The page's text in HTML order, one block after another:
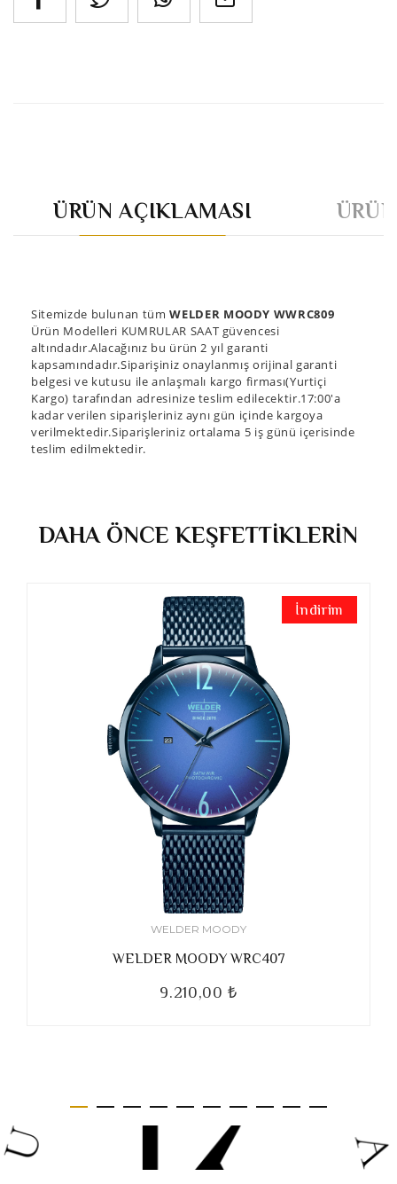
ÜRÜN AÇIKLAMASI
Sitemizde bulunan tümWELDER MOODY WWRC809
Ürün Modelleri KUMRULAR SAAT güvencesi
altındadır.Alacağınız bu ürün 2 yıl garanti
kapsamındadır.Siparişiniz onaylanmış orijinal garanti
belgesi ve kutusu ile anlaşmalı kargo firması(Yurtiçi
Kargo) tarafından adresinize teslim edilecektir.17:00'a
kadar verilen siparişleriniz aynı gün içinde kargoya
verilmektedir.Siparişleriniz ortalama 5 iş günü içerisinde
teslim edilmektedir.
DAHA ÖNCE KEŞFETTİKLERİN
İndirim
WELDER MOODY
WELDER MOODY WRC407
9.210,00 ₺